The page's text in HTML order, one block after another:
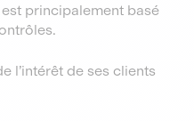
principalement basé
l’intérêt de ses clients